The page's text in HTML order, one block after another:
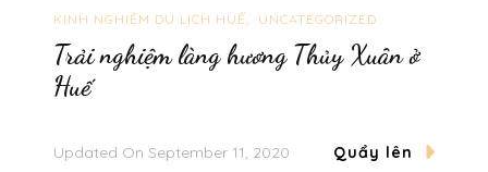
KINH NGHIỆM DU LỊCH HUẾ UNCATEGORIZED
Trải nghiệm làng hương Thủy Xuân ở
Huế
Updated On September 11, 2020 Quẩy lên